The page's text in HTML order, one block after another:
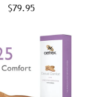
Aetrex L2320
$79.95